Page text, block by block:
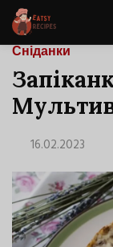
Сніданки
16.02.2023